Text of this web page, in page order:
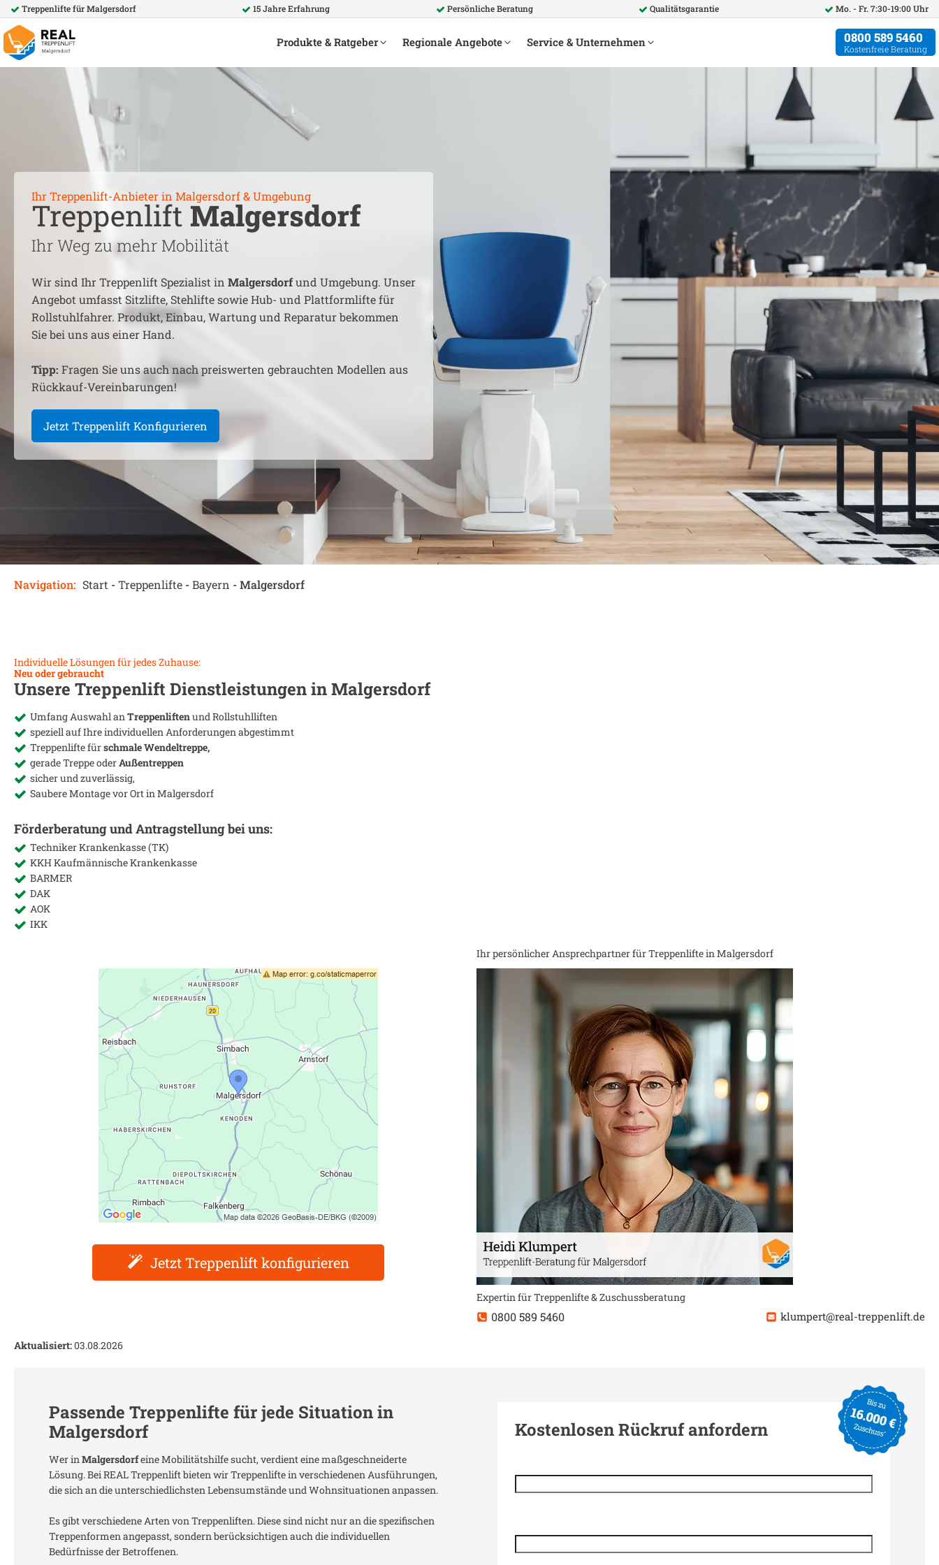
Treppenlifte fürMalgersdorf 15 Jahre Erfahrung Persönliche Beratung Qualitätsgarantie Mo. - Fr. 7:30-19:00 Uhr
Produkte & Ratgeber Regionale Angebote Service & Unternehmen 0800 589 5460
Kostenfreie Beratung
Ihr Treppenlift-Anbieter in Malgersdorf& Umgebung
Treppenlift Malgersdorf
Ihr Weg zu mehr Mobilität
Wir sind Ihr Treppenlift Spezialist in Malgersdorfund Umgebung. Unser
Angebot umfasst Sitzlifte, Stehlifte sowie Hub- und Plattformlifte für
Rollstuhlfahrer. Produkt, Einbau, Wartung und Reparatur bekommen
Sie bei uns aus einer Hand.
Tipp: Fragen Sie uns auch nach preiswerten gebrauchten Modellen aus
Rückkauf-Vereinbarungen!
Jetzt Treppenlift Konfigurieren
Navigation: Start -Treppenlifte -Bayern -Malgersdorf
Individuelle Lösungen für jedes Zuhause:
Neu oder gebraucht
Unsere Treppenlift Dienstleistungen inMalgersdorf
Umfang Auswahl an Treppenliftenund Rollstuhlliften
speziell auf Ihre individuellen Anforderungen abgestimmt
Treppenlifte fürschmale Wendeltreppe,
gerade Treppe oderAußentreppen
sicher und zuverlässig,
Saubere Montage vor Ort in Malgersdorf
Förderberatung und Antragstellung bei uns:
Techniker Krankenkasse (TK)
KKH Kaufmännische Krankenkasse
BARMER
DAK
AOK
IKK
Jetzt Treppenlift konfigurieren
Ihr persönlicher Ansprechpartner für Treppenlifte in Malgersdorf
Expertin für Treppenlifte & Zuschussberatung
0800 589 5460 klumpert@real-treppenlift.de
Aktualisiert:03.08.2026
Passende Treppenlifte für jede Situation in
Malgersdorf
Wer in Malgersdorfeine Mobilitätshilfe sucht, verdient eine maßgeschneiderte
Lösung. Bei REAL Treppenlift bieten wir Treppenlifte in verschiedenen Ausführungen,
die sich an die unterschiedlichsten Lebensumstände und Wohnsituationen anpassen.
Es gibt verschiedene Arten von Treppenliften. Diese sind nicht nur an die spezifischen
Treppenformen angepasst, sondern berücksichtigen auch die individuellen
Bedürfnisse der Betroffenen.
Kostenlosen Rückruf anfordern